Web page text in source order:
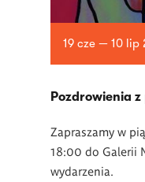
19 cze — 10 lip
Pozdrowienia
Zapraszamy w
18:00 do Galerii
wydarzenia.